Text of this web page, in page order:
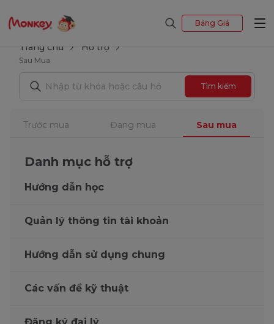
Bảng Giá
Trang chủ Hỗ trợ
Sau Mua
Tìm kiếm
Trước mua Đang mua Sau mua
Danh mục hỗ trợ
Hướng dẫn học
Quản lý thông tin tài khoản
Hướng dẫn sử dụng chung
Các vấn đề kỹ thuật